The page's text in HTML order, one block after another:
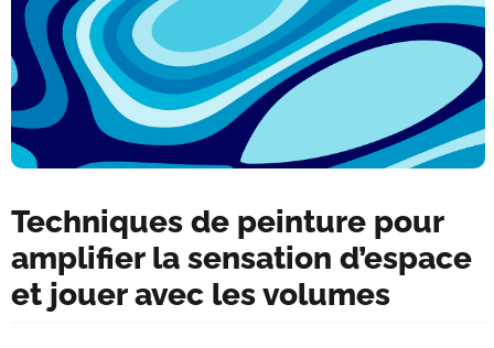
Techniques de peinture pour
amplifier la sensation d’espace
et jouer avec les volumes